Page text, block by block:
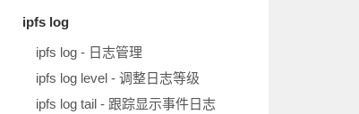
ipfs log
ipfs log - 日志管理
ipfs log level - 调整日志等级
ipfs log tail - 跟踪显示事件日志